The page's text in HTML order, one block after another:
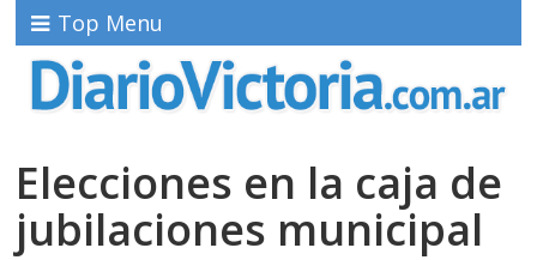
Top Menu
Elecciones en la caja de
jubilaciones municipal